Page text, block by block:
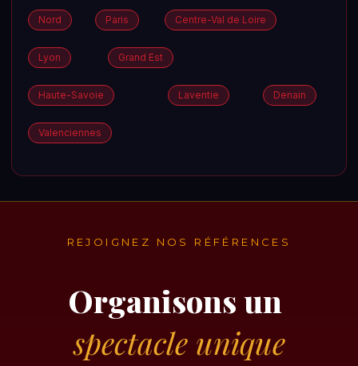
Nord Paris Centre-Val de Loire
Lyon Grand Est
Haute-Savoie Laventie Denain
Valenciennes
REJOIGNEZ NOS RÉFÉRENCES
Organisons un
spectacle unique